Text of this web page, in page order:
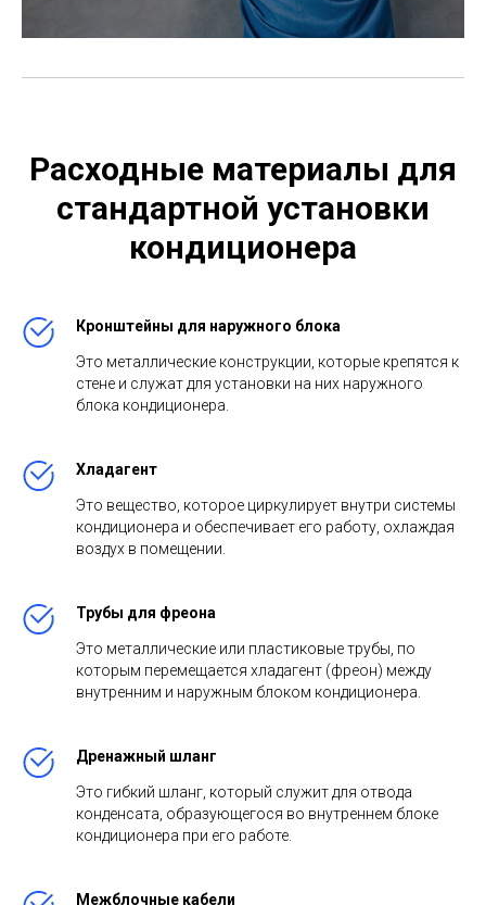
Расходные материалы для
стандартной установки
кондиционера
Кронштейны для наружного блока
Это металлические конструкции, которые крепятся к
стене и служат для установки на них наружного
блока кондиционера.
Хладагент
Это вещество, которое циркулирует внутри системы
кондиционера и обеспечивает его работу, охлаждая
воздух в помещении.
Трубы для фреона
Это металлические или пластиковые трубы, по
которым перемещается хладагент (фреон) между
внутренним и наружным блоком кондиционера.
Дренажный шланг
Это гибкий шланг, который служит для отвода
конденсата, образующегося во внутреннем блоке
кондиционера при его работе.
Межблочные кабели